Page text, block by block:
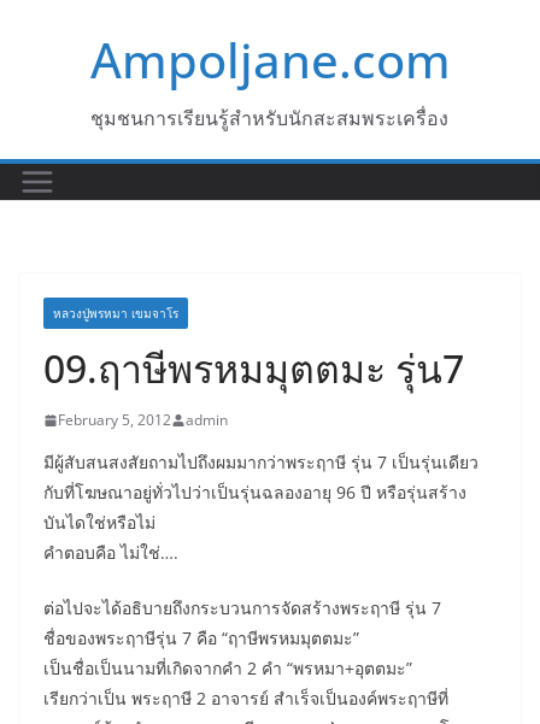
Ampoljane.com
ชุมชนการเรียนรู้สำหรับนักสะสมพระเครื่อง
หลวงปู่พรหมา เขมจาโร
09.ฤาษีพรหมมุตตมะ รุ่น7
February 5, 2012 admin
มีผู้สับสนสงสัยถามไปถึงผมมากว่าพระฤาษี รุ่น 7 เป็นรุ่นเดียว
กับที่โฆษณาอยู่ทั่วไปว่าเป็นรุ่นฉลองอายุ 96 ปี หรือรุ่นสร้าง
บันไดใช่หรือไม่
คำตอบคือ ไม่ใช่….
ต่อไปจะได้อธิบายถึงกระบวนการจัดสร้างพระฤาษี รุ่น 7
ชื่อของพระฤาษีรุ่น 7 คือ “ฤาษีพรหมมุตตมะ”
เป็นชื่อเป็นนามที่เกิดจากคำ 2 คำ “พรหมา+อุตตมะ”
เรียกว่าเป็น พระฤาษี 2 อาจารย์ สำเร็จเป็นองค์พระฤาษีที่